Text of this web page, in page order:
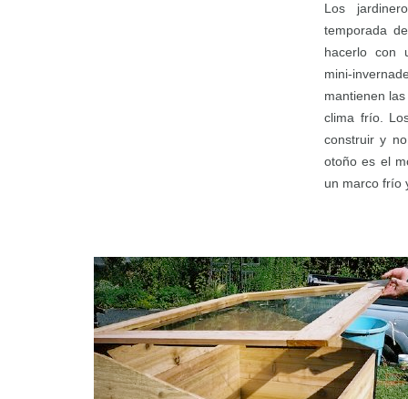
Los
temporada
hacerlo con
mini-
mantienen
clima frío.
construir y
otoño es el
un marco frío